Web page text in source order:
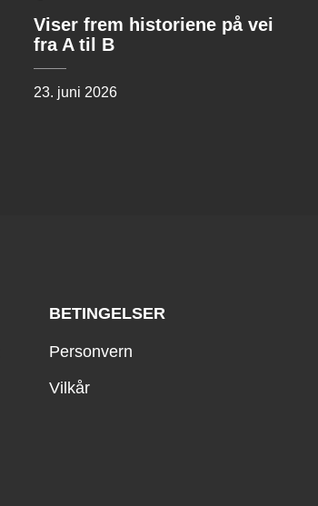
Viser frem historiene på vei
fra A til B
23. juni 2026
BETINGELSER
Personvern
Vilkår